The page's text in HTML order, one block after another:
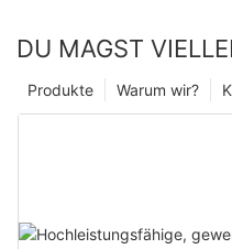
DU MAGST
Warum wir?
Produkte